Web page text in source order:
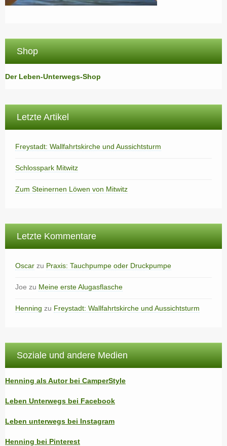
Shop
Der Leben-Unterwegs-Shop
Letzte Artikel
Freystadt: Wallfahrtskirche und Aussichtsturm
Schlosspark Mitwitz
Zum Steinernen Löwen von Mitwitz
Letzte Kommentare
Oscar zu Praxis: Tauchpumpe oder Druckpumpe
Joe zu Meine erste Alugasflasche
Henning zu Freystadt: Wallfahrtskirche und Aussichtsturm
Soziale und andere Medien
Henning als Autor bei CamperStyle
Leben Unterwegs bei Facebook
Leben unterwegs bei Instagram
Henning bei Pinterest